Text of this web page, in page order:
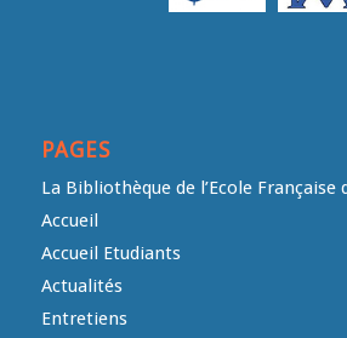
PAGES
La Bibliothèque de l’Ecole
Accueil
Accueil Etudiants
Actualités
Entretiens